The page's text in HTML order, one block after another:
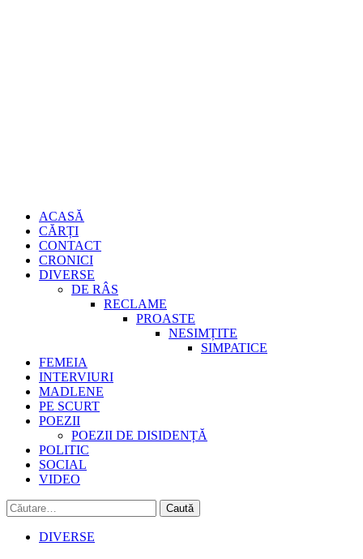
Primary
Menu
ACASĂ
CĂRȚI
CONTACT
CRONICI
DIVERSE
DE RÂS
RECLAME
PROASTE
NESIMȚITE
SIMPATICE
FEMEIA
INTERVIURI
MADLENE
PE SCURT
POEZII
POEZII DE DISIDENȚĂ
POLITIC
SOCIAL
VIDEO
Caută
după:
DIVERSE